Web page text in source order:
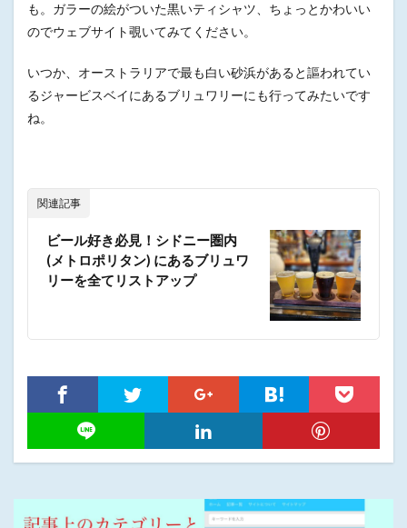
も。ガラーの絵がついた黒いティシャツ、ちょっとかわいい
のでウェブサイト覗いてみてください。
いつか、オーストラリアで最も白い砂浜があると謳われてい
るジャービスベイにあるブリュワリーにも行ってみたいです
ね。
関連記事
ビール好き必見！シドニー圏内
(メトロポリタン) にあるブリュワ
リーを全てリストアップ